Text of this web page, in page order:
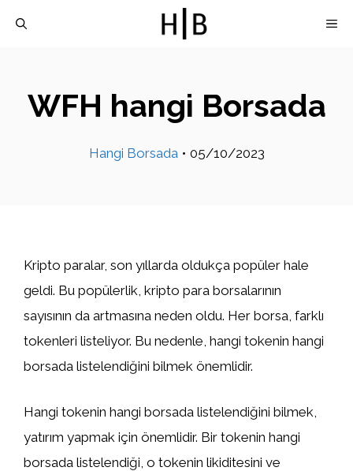
WFH hangi Borsada
Hangi Borsada • 05/10/2023
Kripto paralar, son yıllarda oldukça popüler hale
geldi. Bu popülerlik, kripto para borsalarının
sayısının da artmasına neden oldu. Her borsa, farklı
tokenleri listeliyor. Bu nedenle, hangi tokenin hangi
borsada listelendiğini bilmek önemlidir.
Hangi tokenin hangi borsada listelendiğini bilmek,
yatırım yapmak için önemlidir. Bir tokenin hangi
borsada listelendiği, o tokenin likiditesini ve